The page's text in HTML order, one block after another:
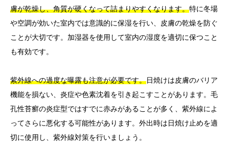
膚が乾燥し、角質が硬くなって詰まりやすくなります。特に冬場
や空調が効いた室内では意識的に保湿を行い、皮膚の乾燥を防ぐ
ことが大切です。加湿器を使用して室内の湿度を適切に保つこと
も有効です。
紫外線への過度な曝露も注意が必要です。日焼けは皮膚のバリア
機能を損ない、炎症や色素沈着を引き起こすことがあります。毛
孔性苔癬の炎症型ではすでに赤みがあることが多く、紫外線によ
ってさらに悪化する可能性があります。外出時は日焼け止めを適
切に使用し、紫外線対策を行いましょう。